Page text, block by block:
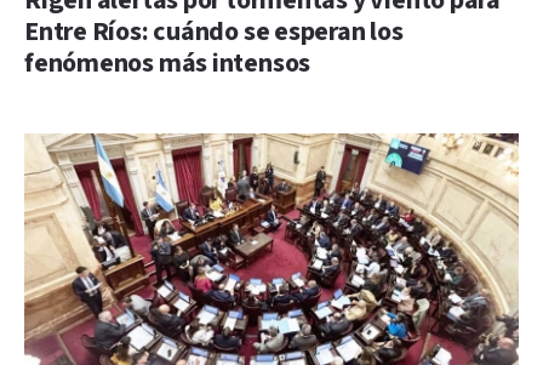
Entre Ríos: cuándo se esperan los
fenómenos más intensos